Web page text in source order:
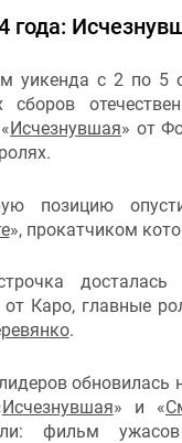
года:
уикенда с 2 по 5
сборов
«Исчезнувшая» от
позицию
», прокатчиком
от Каро, главные
.
Исчезнувшая» и «
фильм